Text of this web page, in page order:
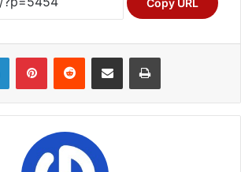
Copy URL
LinkedInPinterestReddit Share via Email Print